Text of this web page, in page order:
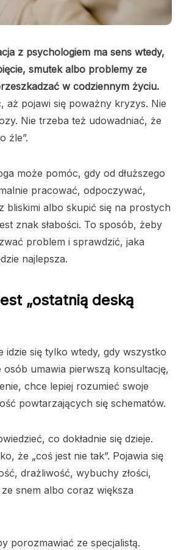
z psychologiem ma sens wtedy,
smutek albo problemy ze
w codziennym życiu.
aż pojawi się poważny kryzys. Nie
Nie trzeba też udowadniać, że
źle”.
może pomóc, gdy od dłuższego
pracować, odpoczywać,
bliskimi albo skupić się na prostych
znak słabości. To sposób, żeby
problem i sprawdzić, jaka
najlepsza.
„ostatnią deską
idzie się tylko wtedy, gdy wszystko
osób umawia pierwszą konsultację,
chce lepiej rozumieć swoje
powtarzających się schematów.
co dokładnie się dzieje.
że „coś jest nie tak”. Pojawia się
drażliwość, wybuchy złości,
snem albo coraz większa
porozmawiać ze specjalistą.